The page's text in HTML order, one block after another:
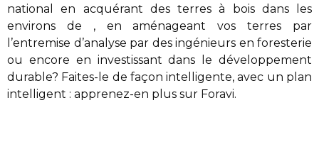
national en acquérant des terres à bois dans les
environs de , en aménageant vos terres par
l’entremise d’analyse par des ingénieurs en foresterie
ou encore en investissant dans le développement
durable? Faites-le de façon intelligente, avec un plan
intelligent : apprenez-en plus sur Foravi.